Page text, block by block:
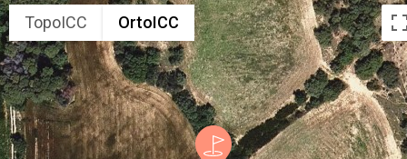
TopoICC OrtoICC